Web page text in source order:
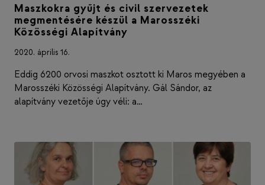
Maszkokra gyűjt és civil szervezetek
megmentésére készül a Marosszéki
Közösségi Alapítvány
2020. április 16.
Eddig 6200 orvosi maszkot osztott ki Maros megyében a
Marosszéki Közösségi Alapítvány. Gál Sándor, az
alapítvány vezetője úgy véli: a…